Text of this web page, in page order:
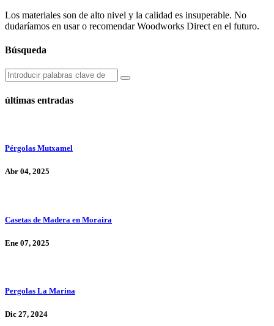
Los materiales son de alto nivel y la calidad es insuperable. No
dudaríamos en usar o recomendar Woodworks Direct en el futuro.
Búsqueda
últimas entradas
Pérgolas Mutxamel
Abr 04, 2025
Casetas de Madera en Moraira
Ene 07, 2025
Pergolas La Marina
Dic 27, 2024